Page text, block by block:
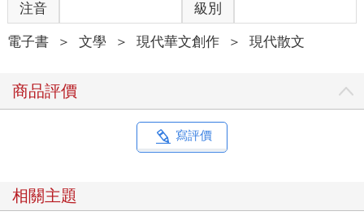
注音 級別
電子書 ＞ 文學 ＞ 現代華文創作 ＞ 現代散文
商品評價
寫評價
相關主題